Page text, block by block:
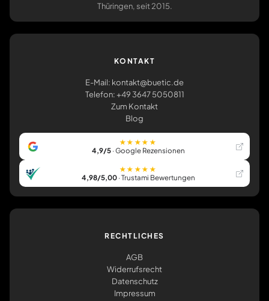
Thüringen, seit 2015.
KONTAKT
E-Mail: kontakt@buetic.de
Telefon: +49 3647 5050811
Zum Kontakt
Blog
★★★★★
4,9/5· Google Rezensionen
★★★★★
4,98/5,00· Trustami Bewertungen
RECHTLICHES
AGB
Widerrufsrecht
Datenschutz
Impressum